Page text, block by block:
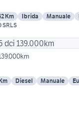
Km Ibrida Manuale
SRLS
Diesel Manuale